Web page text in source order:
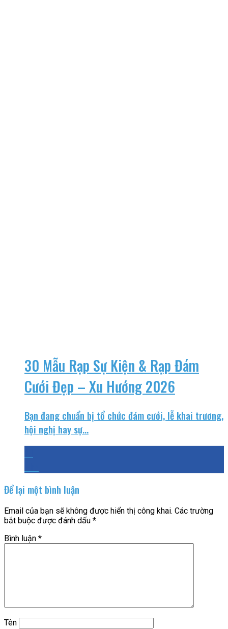
30 Mẫu Rạp Sự Kiện & Rạp Đám
Cưới Đẹp – Xu Hướng 2026
Bạn đang chuẩn bị tổ chức đám cưới, lễ khai trương,
hội nghị hay sự...
Để lại một bình luận
Email của bạn sẽ không được hiển thị công khai. Các trường
bắt buộc được đánh dấu *
Bình luận *
Tên